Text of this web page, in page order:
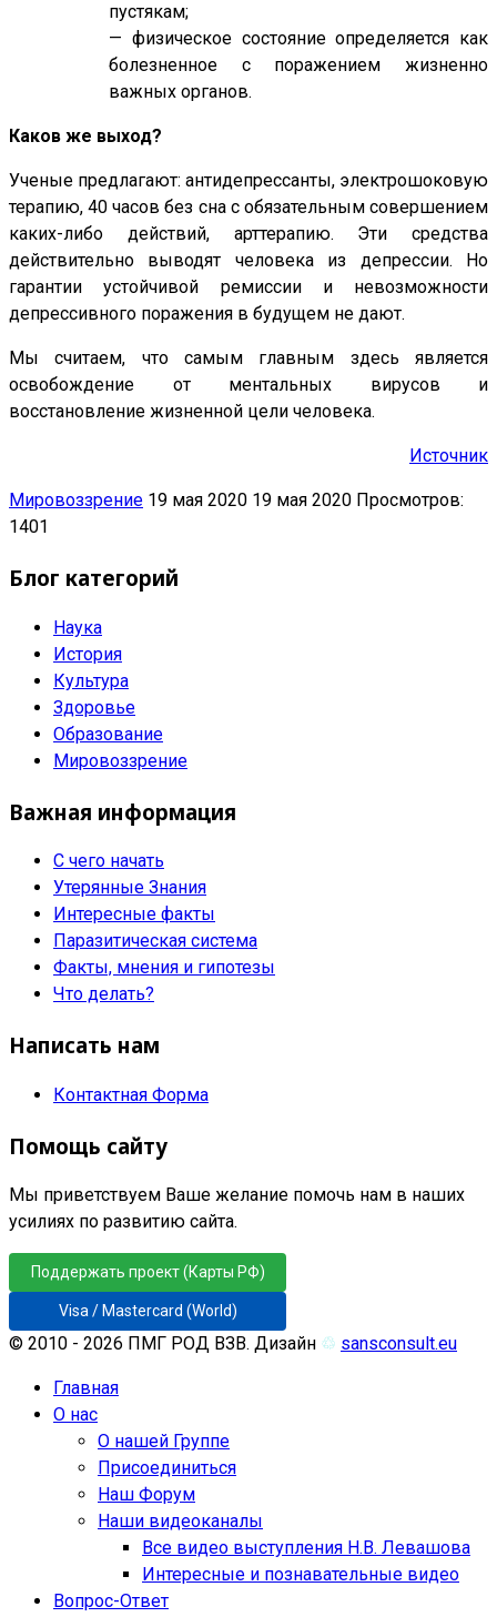
пустякам;
— физическое состояние определяется как
болезненное с поражением жизненно
важных органов.
Каков же выход?
Ученые предлагают: антидепрессанты, электрошоковую
терапию, 40 часов без сна с обязательным совершением
каких-либо действий, арттерапию. Эти средства
действительно выводят человека из депрессии. Но
гарантии устойчивой ремиссии и невозможности
депрессивного поражения в будущем не дают.
Мы считаем, что самым главным здесь является
освобождение от ментальных вирусов и
восстановление жизненной цели человека.
Источник
Мировоззрение 19 мая 2020 19 мая 2020 Просмотров:
1401
Блог категорий
Наука
История
Культура
Здоровье
Образование
Мировоззрение
Важная информация
С чего начать
Утерянные Знания
Интересные факты
Паразитическая система
Факты, мнения и гипотезы
Что делать?
Написать нам
Контактная Форма
Помощь сайту
Мы приветствуем Ваше желание помочь нам в наших
усилиях по развитию сайта.
Поддержать проект (Карты РФ)
Visa / Mastercard (World)
© 2010 - 2026 ПМГ РОД ВЗВ. Дизайн ♲ sansconsult.eu
Главная
О нас
О нашей Группе
Присоединиться
Наш Форум
Наши видеоканалы
Все видео выступления Н.В. Левашова
Интересные и познавательные видео
Вопрос-Ответ